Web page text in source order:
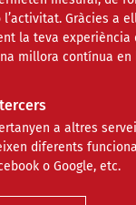
Gràcies a
la teva experiència
millora contínua en
a altres
diferents
o Google, etc.
el procés de
del diagnòstic